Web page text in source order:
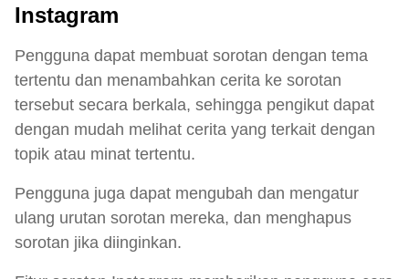
Instagram
Pengguna dapat membuat sorotan dengan tema
tertentu dan menambahkan cerita ke sorotan
tersebut secara berkala, sehingga pengikut dapat
dengan mudah melihat cerita yang terkait dengan
topik atau minat tertentu.
Pengguna juga dapat mengubah dan mengatur
ulang urutan sorotan mereka, dan menghapus
sorotan jika diinginkan.